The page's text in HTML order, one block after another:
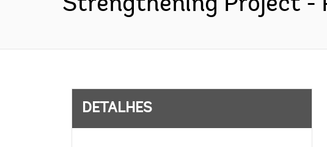
Strengthening Project -
DETALHES